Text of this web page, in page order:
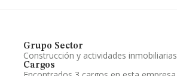
Grupo Sector
Construcción y actividades inmobiliarias
Cargos